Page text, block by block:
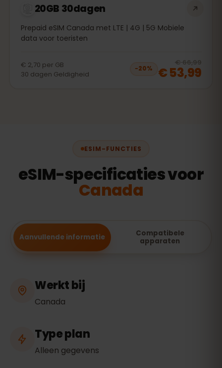
20GB 30dagen
Prepaid eSIM Canada met LTE | 4G | 5G Mobiele
data voor toeristen
€ 2,70 per GB
30 dagen Geldigheid
−20%
€ 66,99
€ 53,99
ESIM-FUNCTIES
eSIM-specificaties voor
Canada
Aanvullende informatie
Compatibele
apparaten
Werkt bij
Canada
Type plan
Alleen gegevens